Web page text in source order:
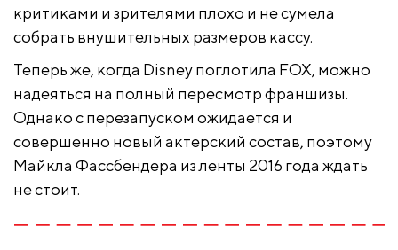
критиками и зрителями плохо и не сумела
собрать внушительных размеров кассу.
Теперь же, когда Disney поглотила FOX, можно
надеяться на полный пересмотр франшизы.
Однако с перезапуском ожидается и
совершенно новый актерский состав, поэтому
Майкла Фассбендера из ленты 2016 года ждать
не стоит.